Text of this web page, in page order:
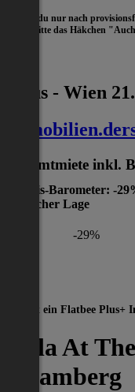
- Wenn du nur nach
bitte das Häkchen
Haus - Wien
Gesamtmiete inkl.
Preis-Barometer: -
gleicher Lage
-29%
Dies ist ein Flatbee Plus+
Villa At
Bisamberg